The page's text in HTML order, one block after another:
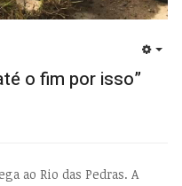
o fim por isso”
ao Rio das Pedras. A